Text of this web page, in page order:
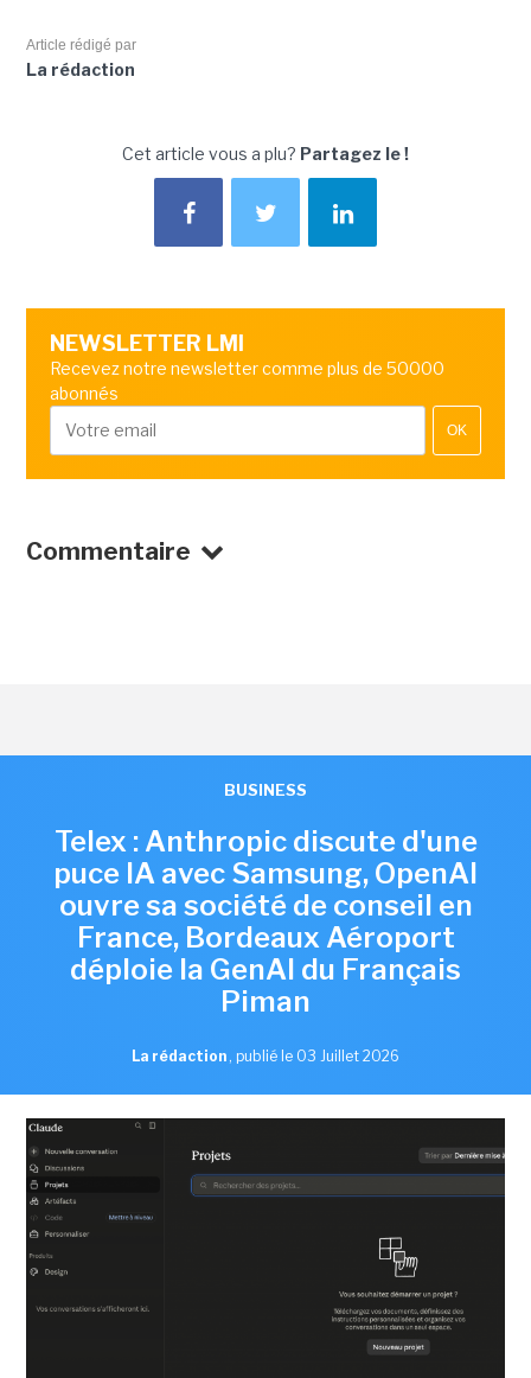
Article rédigé par
La rédaction
Cet article vous a plu? Partagez le !
NEWSLETTER LMI
Recevez notre newsletter comme plus de 50000
abonnés
OK
Commentaire
BUSINESS
Telex : Anthropic discute d'une
puce IA avec Samsung, OpenAI
ouvre sa société de conseil en
France, Bordeaux Aéroport
déploie la GenAI du Français
Piman
La rédaction , publié le 03 Juillet 2026